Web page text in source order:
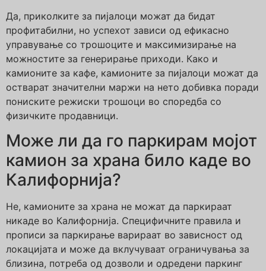
Да, приколките за пијалоци можат да бидат
профитабилни, но успехот зависи од ефикасно
управување со трошоците и максимизирање на
можностите за генерирање приходи. Како и
камионите за кафе, камионите за пијалоци можат да
остварат значителни маржи на нето добивка поради
пониските режиски трошоци во споредба со
физичките продавници.
Може ли да го паркирам мојот
камион за храна било каде во
Калифорнија?
Не, камионите за храна не можат да паркираат
никаде во Калифорнија. Специфичните правила и
прописи за паркирање варираат во зависност од
локацијата и може да вклучуваат ограничувања за
близина, потреба од дозволи и одредени паркинг